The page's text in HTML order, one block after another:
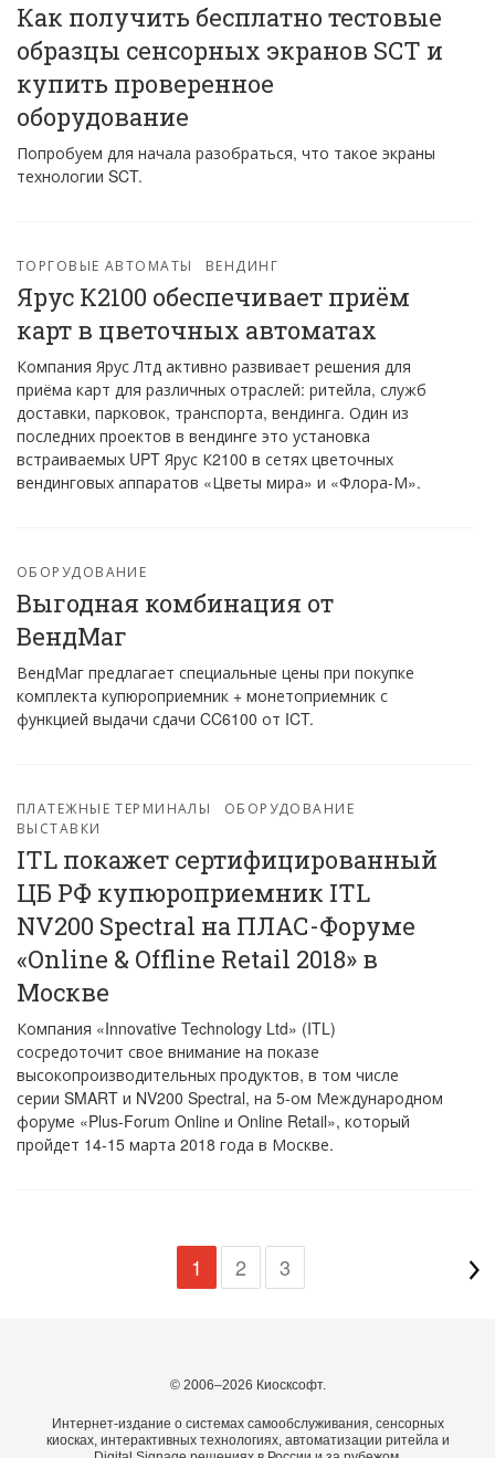
Как получить бесплатно тестовые
образцы сенсорных экранов SCT и
купить проверенное
оборудование
Попробуем для начала разобраться, что такое экраны
технологии SCT.
ТОРГОВЫЕ АВТОМАТЫ ВЕНДИНГ
Ярус К2100 обеспечивает приём
карт в цветочных автоматах
Компания Ярус Лтд активно развивает решения для
приёма карт для различных отраслей: ритейла, служб
доставки, парковок, транспорта, вендинга. Один из
последних проектов в вендинге это установка
встраиваемых UPT Ярус К2100 в сетях цветочных
вендинговых аппаратов «Цветы мира» и «Флора-М».
ОБОРУДОВАНИЕ
Выгодная комбинация от
ВендМаг
ВендМаг предлагает специальные цены при покупке
комплекта купюроприемник + монетоприемник с
функцией выдачи сдачи CC6100 от ICT.
ПЛАТЕЖНЫЕ ТЕРМИНАЛЫ
ОБОРУДОВАНИЕ
ВЫСТАВКИ
ITL покажет сертифицированный
ЦБ РФ купюроприемник ITL
NV200 Spectral на ПЛАС-Форуме
«Online & Offline Retail 2018» в
Москве
Компания «Innovative Technology Ltd» (ITL)
сосредоточит свое внимание на показе
высокопроизводительных продуктов, в том числе
серии SMART и NV200 Spectral, на 5-ом Международном
форуме «Plus-Forum Online и Online Retail», который
пройдет 14-15 марта 2018 года в Москве.
1 2 3
© 2006–2026 Киосксофт.
Интернет-издание о системах самообслуживания, сенсорных
киосках, интерактивных технологиях, автоматизации ритейла и